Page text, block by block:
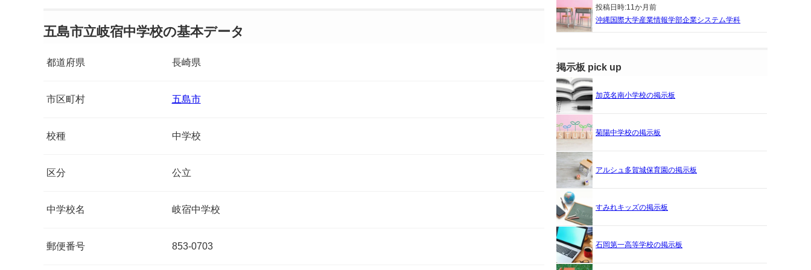
五島市立岐宿中学校の基本データ
都道府県 長崎県
市区町村 五島市
校種 中学校
区分 公立
中学校名 岐宿中学校
郵便番号 853-0703
投稿日時:11か月前
沖縄国際大学産業情報学部企業システム学科
掲示板 pick up
加茂名南小学校の掲示板
菊陽中学校の掲示板
アルシュ多賀城保育園の掲示板
すみれキッズの掲示板
石岡第一高等学校の掲示板